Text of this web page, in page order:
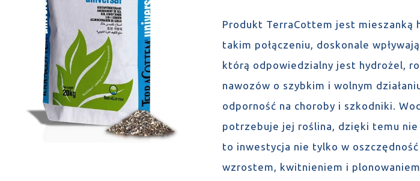
Produkt TerraCottem jest mieszanką
takim połączeniu, doskonale
którą odpowiedzialny jest hydrożel,
nawozów o szybkim i wolnym
odporność na choroby i szkodniki.
potrzebuje jej roślina, dzięki temu
to inwestycja nie tylko w
wzrostem, kwitnieniem i